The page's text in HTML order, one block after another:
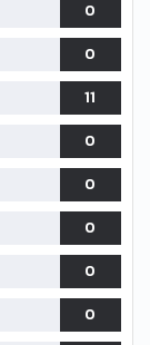
0
0
11
0
0
0
0
0